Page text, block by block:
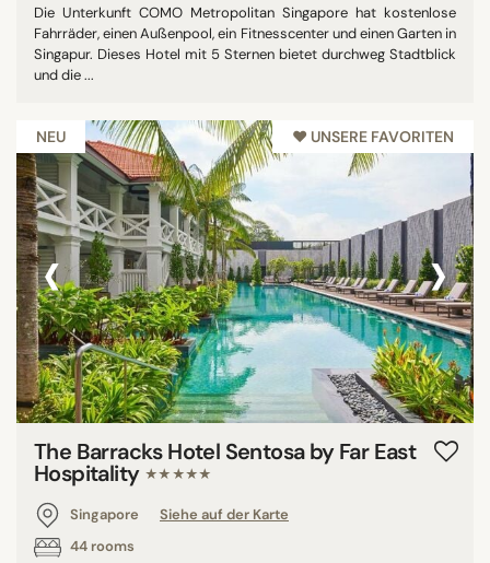
Die Unterkunft COMO Metropolitan Singapore hat kostenlose
Fahrräder, einen Außenpool, ein Fitnesscenter und einen Garten in
Singapur. Dieses Hotel mit 5 Sternen bietet durchweg Stadtblick
und die ...
NEU ♥︎ UNSERE FAVORITEN
‹ ›
The Barracks Hotel Sentosa by Far East
Hospitality ★★★★★
Singapore
Siehe auf der Karte
44 rooms